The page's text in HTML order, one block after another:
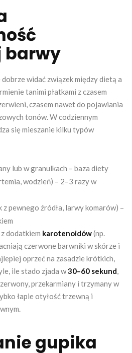
barwy
widać związek między dietą a
tanimi płatkami z czasem
czasem nawet do pojawiania
tonów. W codziennym
się mieszanie kilku typów
lub w granulkach – baza diety
wodzień) – 2–3 razy w
pewnego źródła, larwy komarów) –
dodatkiem karotenoidów(np.
czerwone barwniki w skórze i
oprzeć na zasadzie krótkich,
ile stado zjada w30–60 sekund,
przekarmiany i trzymany w
łapie otyłość trzewną i
gupika